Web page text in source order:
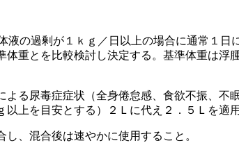
の過剰が１ｋｇ／日以上の場合に通常１
重とを比較検討し決定する。基準体重は
る尿毒症症状（全身倦怠感、食欲不振、不
上を目安とする）２Ｌに代え２．５Ｌを適用
、混合後は速やかに使用すること。